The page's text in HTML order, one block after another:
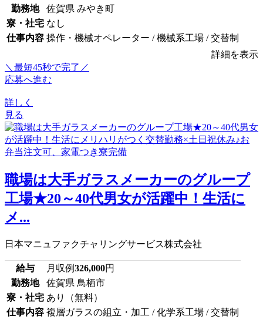
勤務地
佐賀県 みやき町
寮・社宅 なし
仕事内容 操作・機械オペレーター / 機械系工場 / 交替制
詳細を表示
＼最短45秒で完了／
応募へ進む
詳しく
見る
職場は大手ガラスメーカーのグループ
工場★20～40代男女が活躍中！生活に
メ...
日本マニュファクチャリングサービス株式会社
給与 月収例326,000円
勤務地
佐賀県 鳥栖市
寮・社宅 あり（無料）
仕事内容 複層ガラスの組立・加工 / 化学系工場 / 交替制